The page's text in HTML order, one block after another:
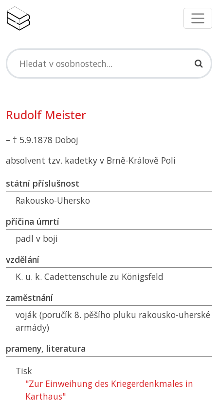
Rudolf Meister
– † 5.9.1878 Doboj
absolvent tzv. kadetky v Brně-Králově Poli
státní příslušnost
Rakousko-Uhersko
příčina úmrtí
padl v boji
vzdělání
K. u. k. Cadettenschule zu Königsfeld
zaměstnání
voják (poručík 8. pěšího pluku rakousko-uherské
armády)
prameny, literatura
Tisk
"Zur Einweihung des Kriegerdenkmales in
Karthaus"